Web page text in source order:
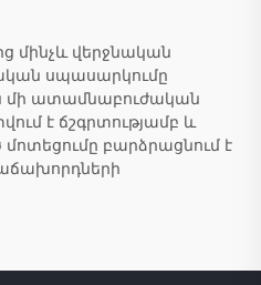
մինչև վերջնական
սպասարկումը
մի ատամնաբուժական
է ճշգրտությամբ և
բարձրացնում է